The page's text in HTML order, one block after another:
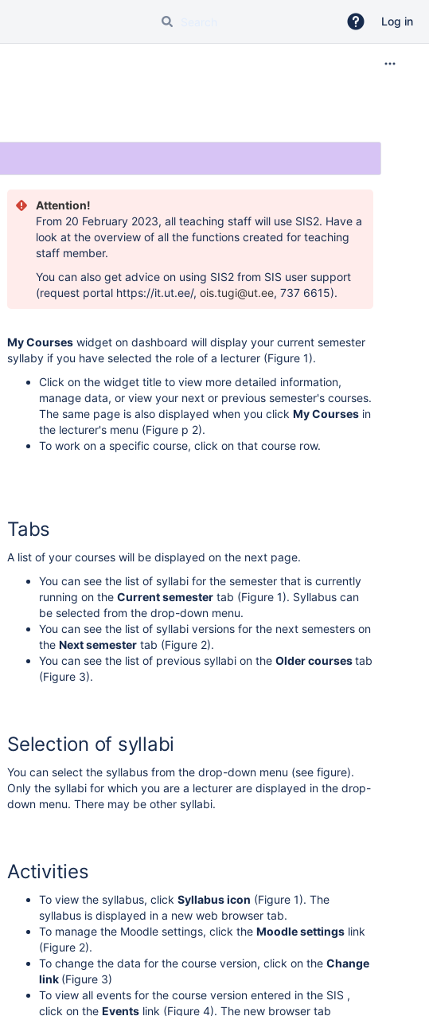
Log in
Attention!
From 20 February 2023, all teaching staff will use SIS2. Have a
look at the overview of all the functions created for teaching
staff member.
You can also get advice on using SIS2 from SIS user support
(request portal https://it.ut.ee/, ois.tugi@ut.ee, 737 6615).
My Courses widget on dashboard will display your current semester
syllaby if you have selected the role of a lecturer (Figure 1).
Click on the widget title to view more detailed information,
manage data, or view your next or previous semester's courses.
The same page is also displayed when you click My Courses in
the lecturer's menu (Figure p 2).
To work on a specific course, click on that course row.
Tabs
A list of your courses will be displayed on the next page.
You can see the list of syllabi for the semester that is currently
running on the Current semester tab (Figure 1). Syllabus can
be selected from the drop-down menu.
You can see the list of syllabi versions for the next semesters on
the Next semester tab (Figure 2).
You can see the list of previous syllabi on the Older coursestab
(Figure 3).
Selection of syllabi
You can select the syllabus from the drop-down menu (see figure).
Only the syllabi for which you are a lecturer are displayed in the drop-
down menu. There may be other syllabi.
Activities
To view the syllabus, click Syllabus icon (Figure 1). The
syllabus is displayed in a new web browser tab.
To manage the Moodle settings, click the Moodle settings link
(Figure 2).
To change the data for the course version, click on the Change
link (Figure 3)
To view all events for the course version entered in the SIS ,
click on the Events link (Figure 4). The new browser tab